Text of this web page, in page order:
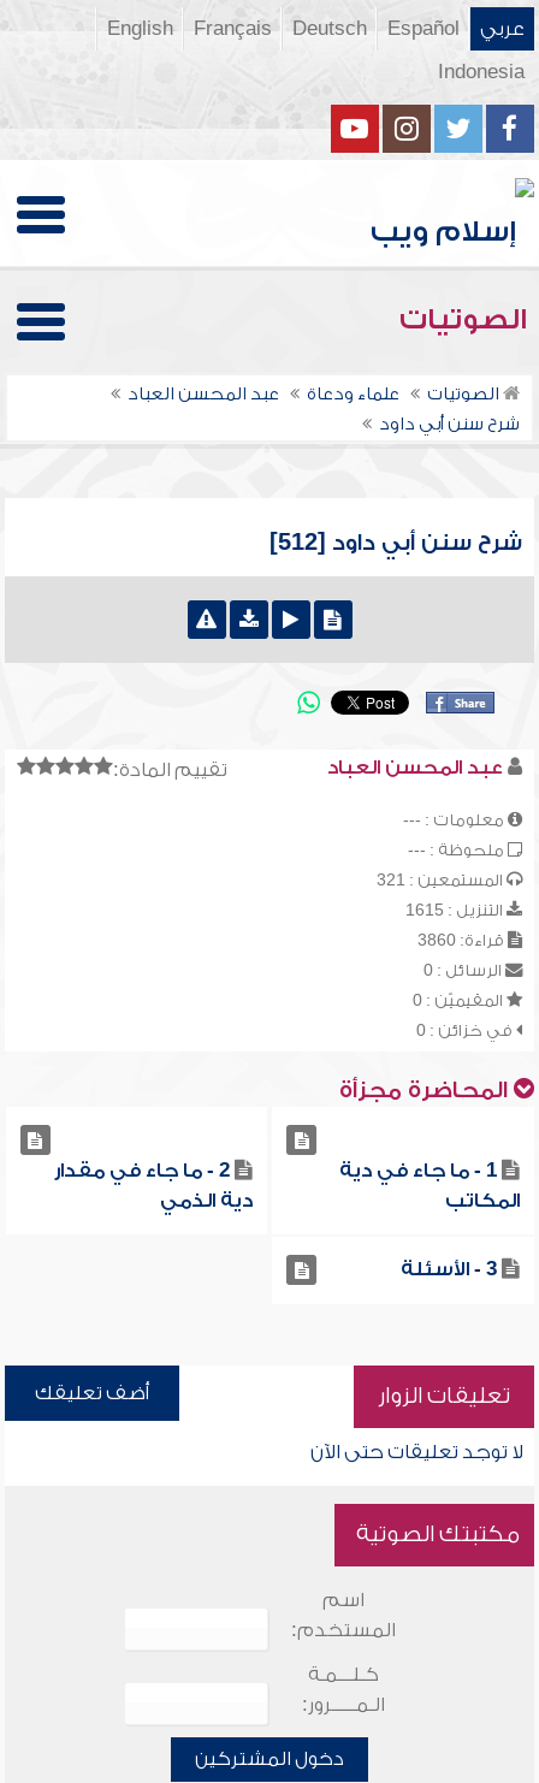
عربي Español
Deutsch
Français
English
Indonesia
الصوتيات
الصوتيات علماء ودعاة
عبد المحسن العباد
شرح سنن أبي داود
شرح سنن أبي داود [512]
تقييم المادة: عبد المحسن العباد
معلومات : ---
ملحوظة : ---
المستمعين : 321
التنزيل : 1615
قراءة: 3860
الرسائل : 0
المقيميّن : 0
في خزائن : 0
المحاضرة مجزأة
1 - ما جاء في دية
المكاتب
2 - ما جاء في مقدار
دية الذمي
3 - الأسئلة
تعليقات الزوار أضف تعليقك
لا توجد تعليقات حتى الآن
مكتبتك الصوتية
اسم
المستخدم:
كـلـــمـة
الـمـــــرور:
دخول المشتركين